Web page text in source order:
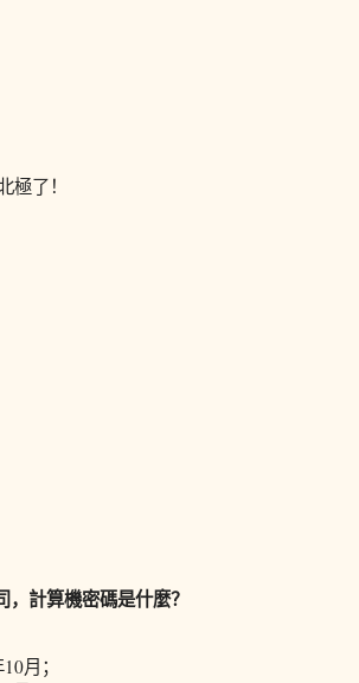
了！
計算機密碼是什麼？
月；